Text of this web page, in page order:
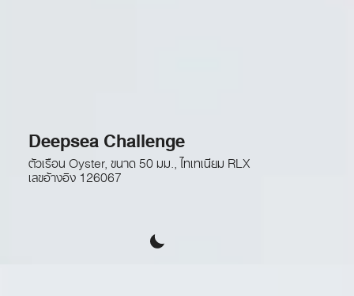
Deepsea Challenge
ตัวเรือน Oyster, ขนาด 50 มม., ไทเทเนียม RLX
เลขอ้างอิง126067